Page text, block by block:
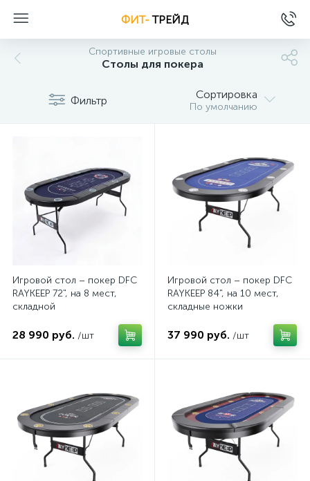
ФИТ-ТРЕЙД
Спортивные игровые столы
Столы для покера
Фильтр Сортировка
По умолчанию
Игровой стол – покер DFC
RAYKEEP 72", на 8 мест,
складной
28 990 руб. /шт
Игровой стол – покер DFC
RAYKEEP 84", на 10 мест,
складные ножки
37 990 руб. /шт